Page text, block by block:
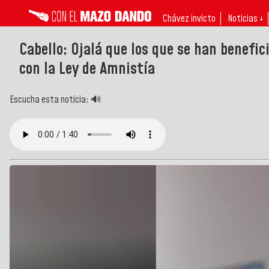
Chávez invicto Noticias ↓
Cabello: Ojalá que los que se han
con la Ley de Amnistía
Escucha esta noticia: 🔊